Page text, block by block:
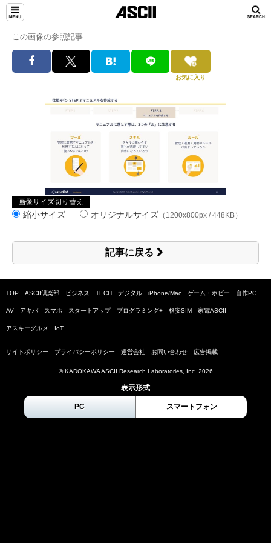
この画像の参照記事
お気に入り
画像サイズ切り替え
縮小サイズ オリジナルサイズ （1200x800px / 448KB）
記事に戻る
TOP ASCII倶楽部 ビジネス TECH デジタル iPhone/Mac ゲーム・ホビー 自作PC
AV アキバ スマホ スタートアップ プログラミング+ 格安SIM 家電ASCII
アスキーグルメ IoT
サイトポリシー プライバシーポリシー 運営会社 お問い合わせ 広告掲載
© KADOKAWA ASCII Research Laboratories, Inc. 2026
表示形式
PC スマートフォン